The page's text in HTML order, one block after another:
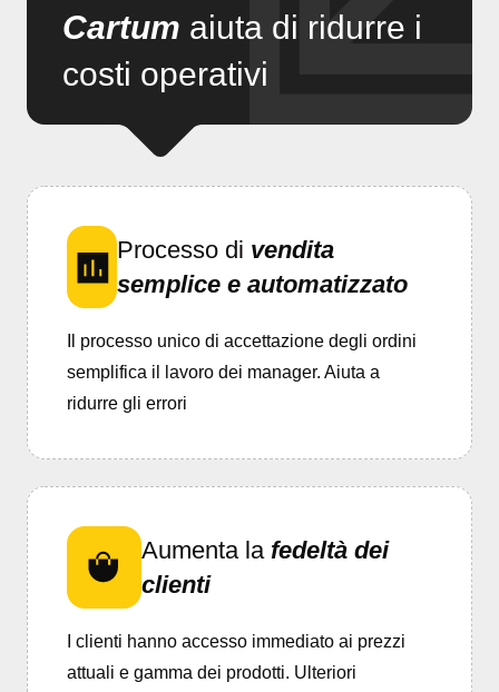
Cartum aiuta di ridurre i
costi operativi
Processo di vendita
semplice e automatizzato
Il processo unico di accettazione degli ordini
semplifica il lavoro dei manager. Aiuta a
ridurre gli errori
Aumenta la fedeltà dei
clienti
I clienti hanno accesso immediato ai prezzi
attuali e gamma dei prodotti. Ulteriori